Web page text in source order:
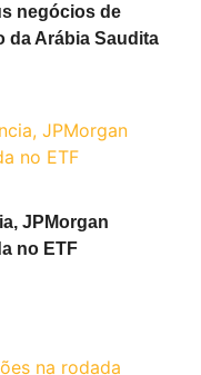
negócios de
da Arábia Saudita
JPMorgan
no ETF